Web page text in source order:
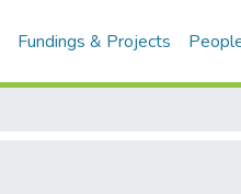
Fundings & Projects